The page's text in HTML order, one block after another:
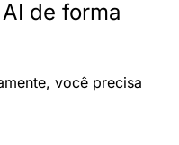
de forma
você precisa